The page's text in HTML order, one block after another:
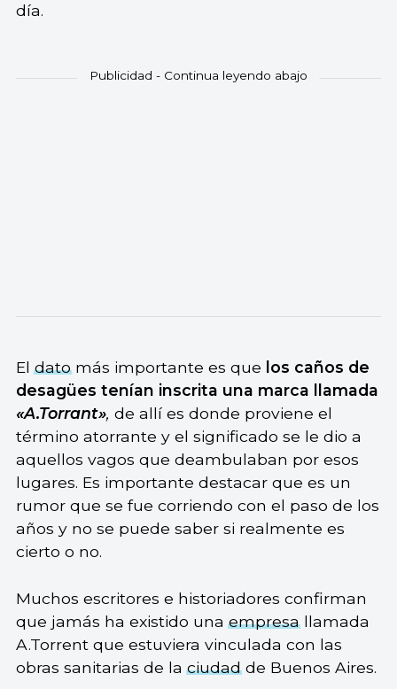
día.
Eldatomás importante es que los caños de
desagües tenían inscrita una marca llamada
«A.Torrant», de allí es donde proviene el
término atorrante y el significado se le dio a
aquellos vagos que deambulaban por esos
lugares. Es importante destacar que es un
rumor que se fue corriendo con el paso de los
años y no se puede saber si realmente es
cierto o no.
Muchos escritores e historiadores confirman
que jamás ha existido unaempresallamada
A.Torrent que estuviera vinculada con las
obras sanitarias de laciudadde Buenos Aires.